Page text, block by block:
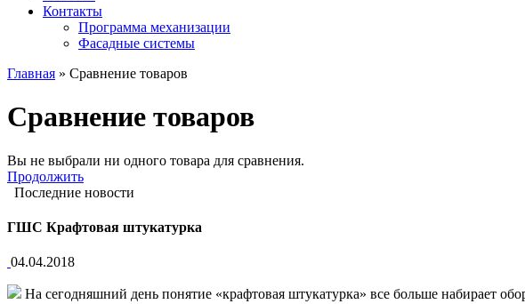
Контакты
Программа механизации
Фасадные системы
Главная » Сравнение товаров
Сравнение товаров
Вы не выбрали ни одного товара для сравнения.
Продолжить
Последние новости
ГШС Крафтовая штукатурка
04.04.2018
На сегодняшний день понятие «крафтовая штукатурка» все больше набирает